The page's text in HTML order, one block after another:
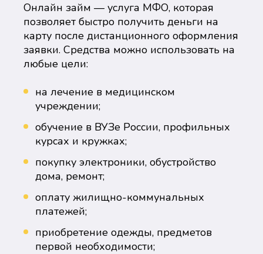
Онлайн займ — услуга МФО, которая
позволяет быстро получить деньги на
карту после дистанционного оформления
заявки. Средства можно использовать на
любые цели:
на лечение в медицинском
учреждении;
обучение в ВУЗе России, профильных
курсах и кружках;
покупку электроники, обустройство
дома, ремонт;
оплату жилищно-коммунальных
платежей;
приобретение одежды, предметов
первой необходимости;